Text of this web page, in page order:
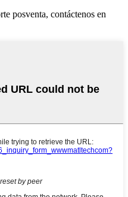
posventa, contáctenos en